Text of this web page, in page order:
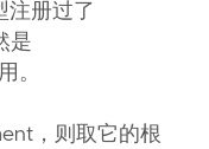
注册过了
是
。
，则取它的根